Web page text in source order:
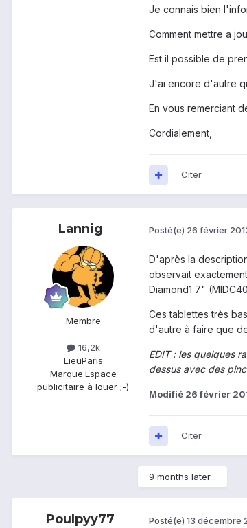
Je connais bien
Comment mettre a
Est il possible de
J'ai encore d'autre
En vous remerciant
Cordialement,
Citer
Lannig
Membre
16,2k
LieuParis
Marque:Espace
publicitaire à louer ;-)
Posté(e) 26 février
D'après la
observait
Diamond1 7"
Ces tablettes très
d'autre à faire que
EDIT : les quelques
dessus avec des
Modifié 26 février
Citer
9 months later...
Poulpyy77 Posté(e) 13 décembre